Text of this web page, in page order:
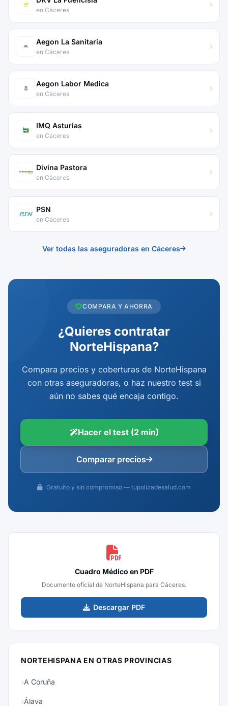
en Cáceres
Aegon La Sanitaria
en Cáceres
Aegon Labor Medica
en Cáceres
IMQ Asturias
en Cáceres
Divina Pastora
en Cáceres
PSN
en Cáceres
Ver todas las aseguradoras en Cáceres
COMPARA Y AHORRA
¿Quieres contratar
NorteHispana?
Compara precios y coberturas de NorteHispana
con otras aseguradoras, o haz nuestro test si
aún no sabes qué encaja contigo.
Hacer el test (2 min)
Comparar precios
Gratuito y sin compromiso — tupolizadesalud.com
Cuadro Médico en PDF
Documento oficial de NorteHispana para Cáceres.
Descargar PDF
NORTEHISPANA EN OTRAS PROVINCIAS
A Coruña
Álava